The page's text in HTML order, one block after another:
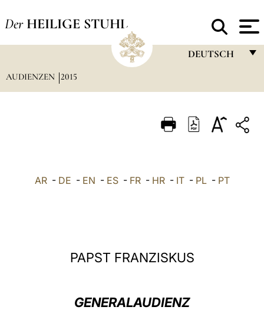
Der HEILIGE STUHL
DEUTSCH
ITALIANO
中文
AUDIENZEN 2015
AR- DE - EN - ES- FR- HR- IT- PL- PT
PAPST FRANZISKUS
GENERALAUDIENZ